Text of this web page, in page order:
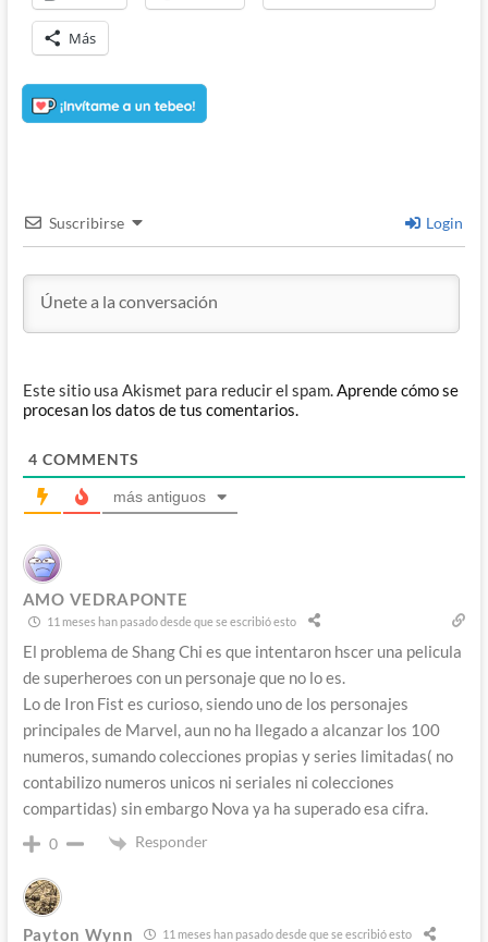
Más
Suscribirse Login
Este sitio usa Akismet para reducir el spam.Aprende cómo se
procesan los datos de tus comentarios.
4 COMMENTS
más antiguos
AMO VEDRAPONTE
11 meses han pasado desde que se escribió esto
El problema de Shang Chi es que intentaron hscer una pelicula
de superheroes con un personaje que no lo es.
Lo de Iron Fist es curioso, siendo uno de los personajes
principales de Marvel, aun no ha llegado a alcanzar los 100
numeros, sumando colecciones propias y series limitadas( no
contabilizo numeros unicos ni seriales ni colecciones
compartidas) sin embargo Nova ya ha superado esa cifra.
0 Responder
Payton Wynn 11 meses han pasado desde que se escribió esto